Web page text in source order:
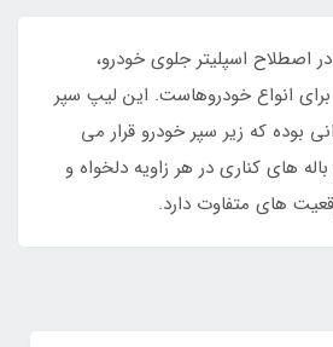
اصطلاح اسپلیتر جلوی خودرو،
انواع خودروهاست. این لیپ سپر
بوده که زیر سپر خودرو قرار می
های کناری در هر زاویه دلخواه و
های متفاوت دارد.